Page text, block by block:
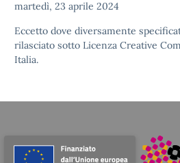
martedì, 23 aprile 2024
Eccetto dove diversamente
rilasciato sotto Licenza Creative
Italia.